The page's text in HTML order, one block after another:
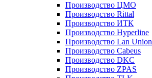
Производство ЦМО
Производство Rittal
Производство ИТК
Производство Hyperline
Производство Lan Union
Производство Cabeus
Производство DKC
Производство ZPAS